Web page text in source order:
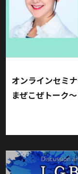
オンラインセミ
まぜこぜトーク